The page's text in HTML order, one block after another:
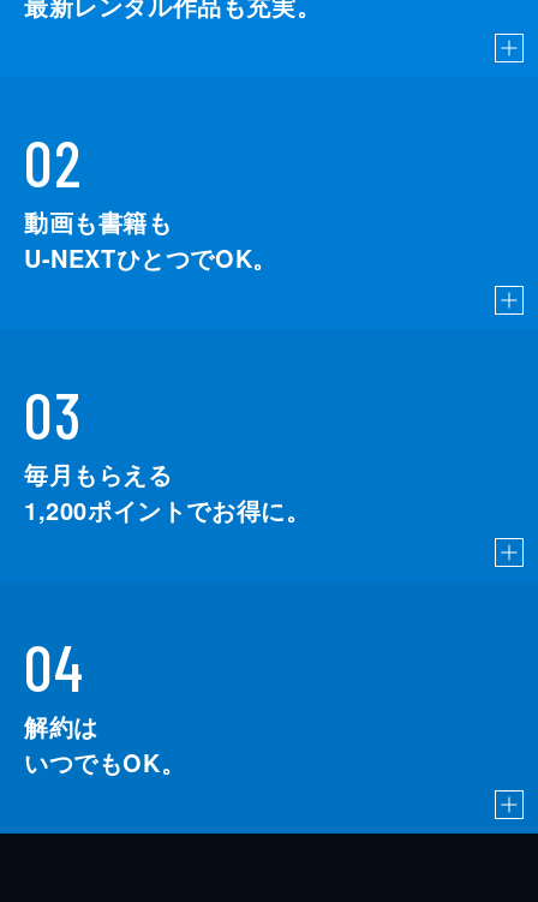
02
動画も書籍も
U-NEXTひとつでOK。
03
毎月もらえる
1,200ポイントでお得に。
04
解約は
いつでもOK。